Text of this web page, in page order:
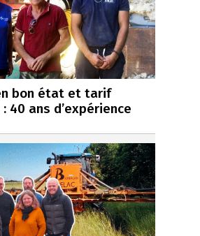
bon état et tarif
40 ans d’expérience